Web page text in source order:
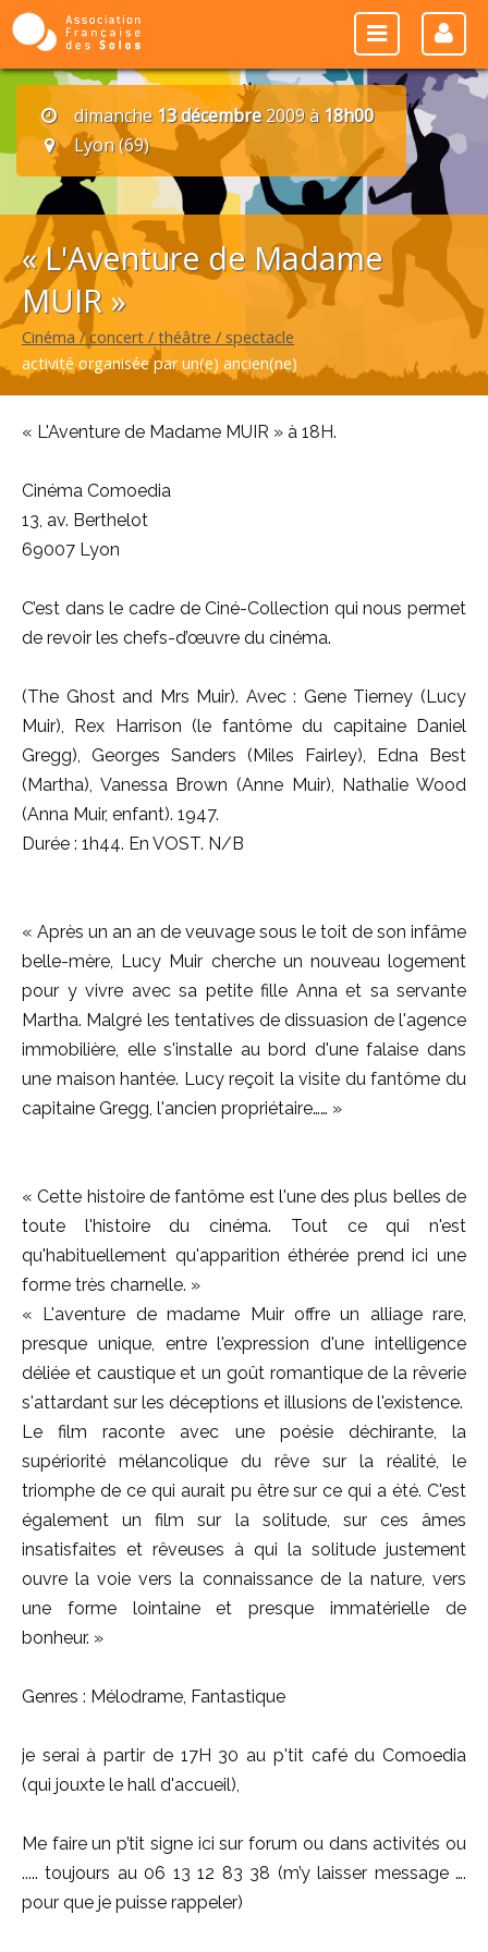
dimanche 13 décembre2009 à 18h00
Lyon (69)
« L'Aventure de Madame
MUIR »
Cinéma / concert / théâtre / spectacle
activité organisée par un(e) ancien(ne)
« L'Aventure de Madame MUIR » à 18H.
Cinéma Comoedia
13, av. Berthelot
69007 Lyon
C’est dans le cadre de Ciné-Collection qui nous permet
de revoir les chefs-d’œuvre du cinéma.
(The Ghost and Mrs Muir). Avec : Gene Tierney (Lucy
Muir), Rex Harrison (le fantôme du capitaine Daniel
Gregg), Georges Sanders (Miles Fairley), Edna Best
(Martha), Vanessa Brown (Anne Muir), Nathalie Wood
(Anna Muir, enfant). 1947.
Durée : 1h44. En VOST. N/B
« Après un an an de veuvage sous le toit de son infâme
belle-mère, Lucy Muir cherche un nouveau logement
pour y vivre avec sa petite fille Anna et sa servante
Martha. Malgré les tentatives de dissuasion de l'agence
immobilière, elle s'installe au bord d'une falaise dans
une maison hantée. Lucy reçoit la visite du fantôme du
capitaine Gregg, l'ancien propriétaire…… »
« Cette histoire de fantôme est l'une des plus belles de
toute l'histoire du cinéma. Tout ce qui n'est
qu'habituellement qu'apparition éthérée prend ici une
forme très charnelle. »
« L'aventure de madame Muir offre un alliage rare,
presque unique, entre l'expression d'une intelligence
déliée et caustique et un goût romantique de la rêverie
s'attardant sur les déceptions et illusions de l'existence.
Le film raconte avec une poésie déchirante, la
supériorité mélancolique du rêve sur la réalité, le
triomphe de ce qui aurait pu être sur ce qui a été. C'est
également un film sur la solitude, sur ces âmes
insatisfaites et rêveuses à qui la solitude justement
ouvre la voie vers la connaissance de la nature, vers
une forme lointaine et presque immatérielle de
bonheur. »
Genres : Mélodrame, Fantastique
je serai à partir de 17H 30 au p'tit café du Comoedia
(qui jouxte le hall d'accueil),
Me faire un p’tit signe ici sur forum ou dans activités ou
..... toujours au 06 13 12 83 38 (m’y laisser message ….
pour que je puisse rappeler)